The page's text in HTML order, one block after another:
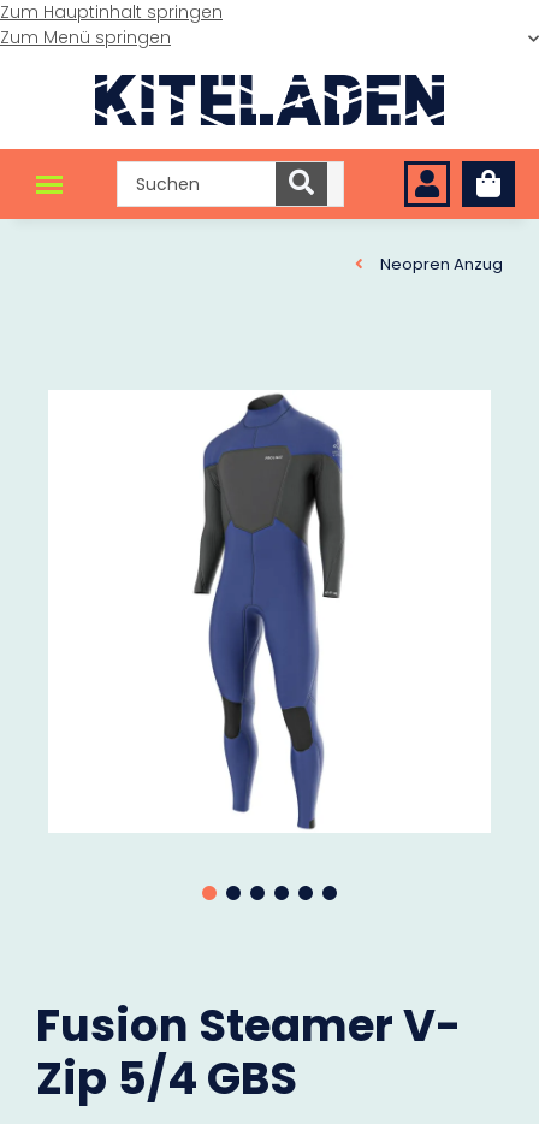
Zum Hauptinhalt springen
Zum Menü springen
Neopren Anzug
Fusion Steamer V-
Zip 5/4 GBS